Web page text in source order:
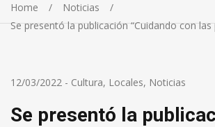
Home
Noticias
Se presentó la publicación “Cuidando con las
12/03/2022 - Cultura, Locales, Noticias
Se presentó la